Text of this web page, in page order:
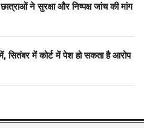
ने सुरक्षा और निष्पक्ष जांच की मांग
सितंबर में कोर्ट में पेश हो सकता है आरोप